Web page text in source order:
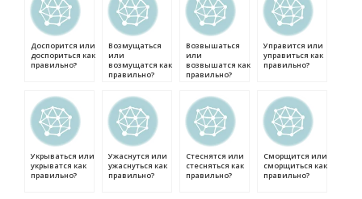
Доспорится или
доспориться как
правильно?
Возмущаться
или
возмущатся как
правильно?
Возвышаться
или
возвышатся как
правильно?
Управится или
управиться как
правильно?
Укрываться или
укрыватся как
правильно?
Ужаснутся или
ужаснуться как
правильно?
Стеснятся или
стесняться как
правильно?
Сморщится или
сморщиться как
правильно?